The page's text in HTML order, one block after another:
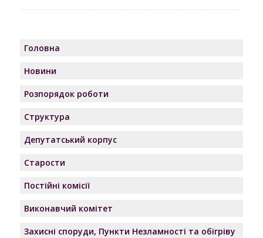
Головна
Новини
Розпорядок роботи
Структура
Депутатський корпус
Старости
Постійні комісії
Виконавчий комітет
Захисні споруди, Пункти Незламності та обігріву